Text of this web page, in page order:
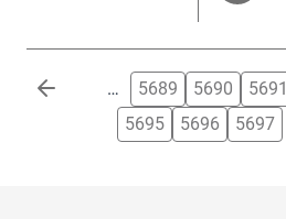
Paginación … 5689 5690 5691
5695
5696 5697